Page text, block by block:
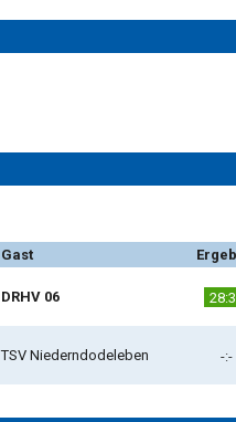
Gast
DRHV 06
TSV Niederndodeleben -:-